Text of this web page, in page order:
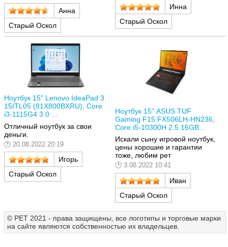
Анна
Старый Оскол
Инна
Старый Оскол
Ноутбук 15" Lenovo IdeaPad 3
15ITL05 (81X800BXRU), Core
i3-1115G4 3.0 ...
Отличный ноутбук за свои
деньги.
20.08.2022 20:19
Игорь
Старый Оскол
Ноутбук 15" ASUS TUF
Gaming F15 FX506LH-HN236,
Core i5-10300H 2.5 16GB...
Искали сыну игровой ноутбук,
цены хорошие и гарантии
тоже, любим рет
3.08.2022 10:41
Иван
Старый Оскол
© РЕТ 2021 - права защищены, все логотипы и торговые марки
на сайте являются собственностью их владельцев.